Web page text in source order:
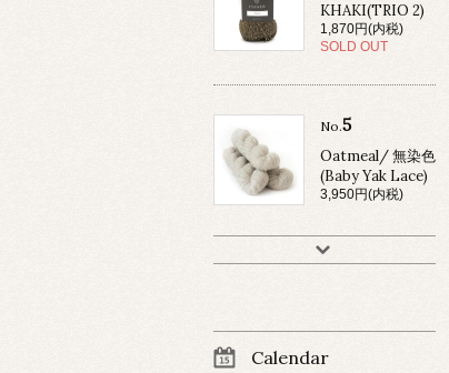
KHAKI(TRIO 2)
1,870円(内税)
SOLD OUT
No.5
Oatmeal/ 無染色
(Baby Yak Lace)
3,950円(内税)
Calendar